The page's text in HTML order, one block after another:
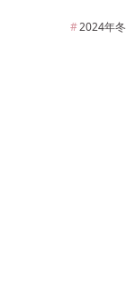
2024年冬